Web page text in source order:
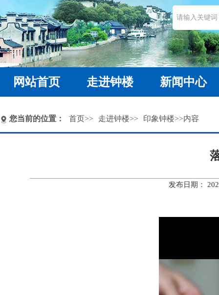
网站首页 走进钟楼 新闻中心
您当前的位置： 首页>> 走进钟楼>> 印象钟楼>>内容
发布日期：